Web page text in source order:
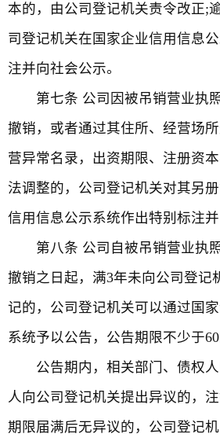
本的，由公司登记机关责令改正;
司登记机关在国家企业信用信息
注并向社会公示。
第七条 公司因被吊销营业执
撤销，或者通过其住所、经营场
营异常名录，出资期限、注册资
法调整的，公司登记机关对其另
信用信息公示系统作出特别标注并
第八条 公司自被吊销营业执
撤销之日起，满3年未向公司登记
记的，公司登记机关可以通过国
系统予以公告，公告期限不少于60
公告期内，相关部门、债权人
人向公司登记机关提出异议的，
期限届满后无异议的，公司登记